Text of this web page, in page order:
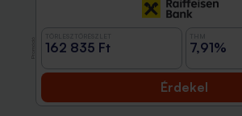
162 835 Ft 7,91%
Érdekel